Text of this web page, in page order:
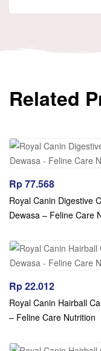
Related
Rp77.568
Royal Canin Digestive
Dewasa – Feline Care
Rp22.012
Royal Canin Hairball
– Feline Care Nutrition